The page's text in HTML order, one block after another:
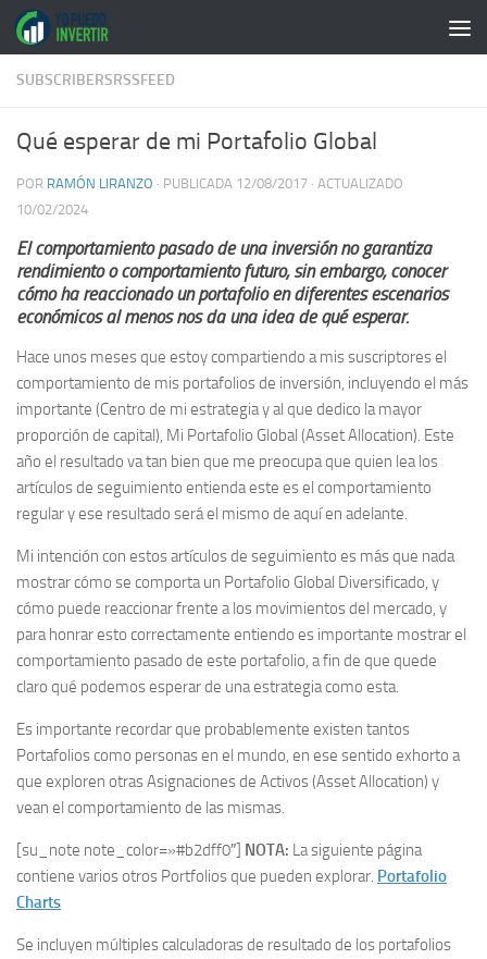
Saltar al contenido
SUBSCRIBERSRSSFEED
Qué esperar de mi Portafolio Global
POR RAMÓN LIRANZO · PUBLICADA 12/08/2017 · ACTUALIZADO
10/02/2024
El comportamiento pasado de una inversión no garantiza
rendimiento o comportamiento futuro, sin embargo, conocer
cómo ha reaccionado un portafolio en diferentes escenarios
económicos al menos nos da una idea de qué esperar.
Hace unos meses que estoy compartiendo a mis suscriptores el
comportamiento de mis portafolios de inversión, incluyendo el más
importante (Centro de mi estrategia y al que dedico la mayor
proporción de capital), Mi Portafolio Global (Asset Allocation). Este
año el resultado va tan bien que me preocupa que quien lea los
artículos de seguimiento entienda este es el comportamiento
regular y ese resultado será el mismo de aquí en adelante.
Mi intención con estos artículos de seguimiento es más que nada
mostrar cómo se comporta un Portafolio Global Diversificado, y
cómo puede reaccionar frente a los movimientos del mercado, y
para honrar esto correctamente entiendo es importante mostrar el
comportamiento pasado de este portafolio, a fin de que quede
claro qué podemos esperar de una estrategia como esta.
Es importante recordar que probablemente existen tantos
Portafolios como personas en el mundo, en ese sentido exhorto a
que exploren otras Asignaciones de Activos (Asset Allocation) y
vean el comportamiento de las mismas.
[su_note note_color=»#b2dff0″] NOTA: La siguiente página
contiene varios otros Portfolios que pueden explorar. Portafolio
Charts
Se incluyen múltiples calculadoras de resultado de los portafolios